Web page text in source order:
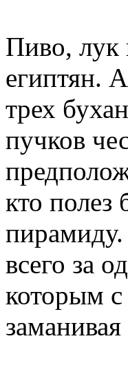
Пиво, лук
египтян.
трех
пучков
кто
всего за
которым с